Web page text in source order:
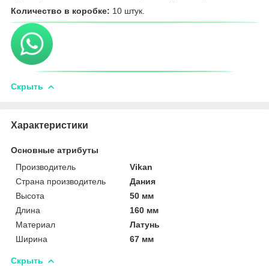
Количество в коробке: 10 штук.
Скрыть
Характеристики
Основные атрибуты
Производитель
Vikan
Страна производитель
Дания
Высота
50 мм
Длина
160 мм
Материал
Латунь
Ширина
67 мм
Скрыть